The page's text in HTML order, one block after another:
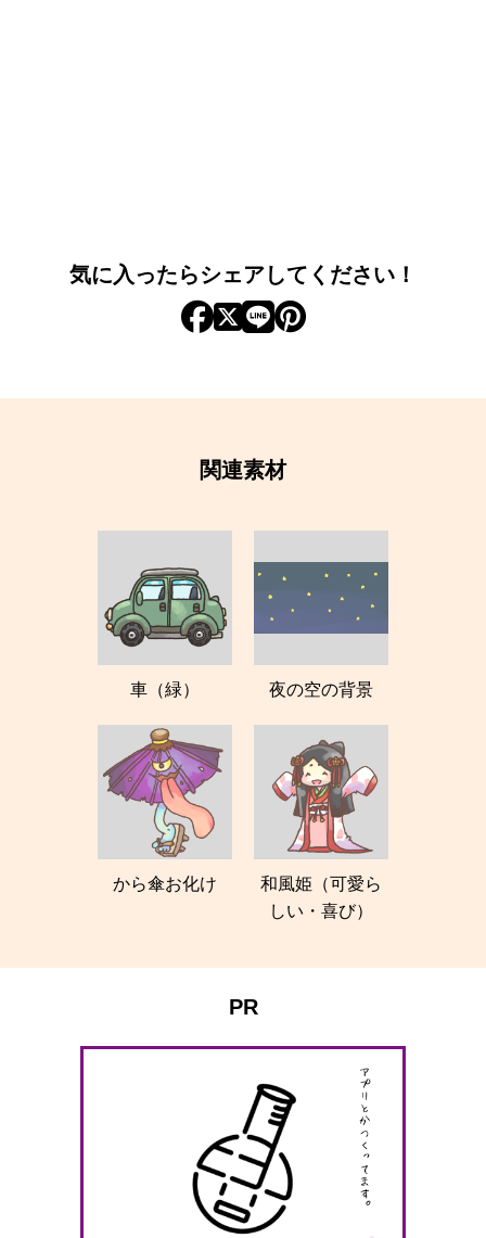
気に入ったらシェアしてください！
関連素材
車（緑） 夜の空の背景
から傘お化け
和風姫（可愛ら
しい・喜び）
PR